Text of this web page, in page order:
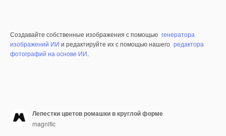
Создавайте собственные изображения с помощью генератора
изображений ИИ и редактируйте их с помощью нашего редактора
фотографий на основе ИИ.
Лепестки цветов ромашки в круглой форме
magnific